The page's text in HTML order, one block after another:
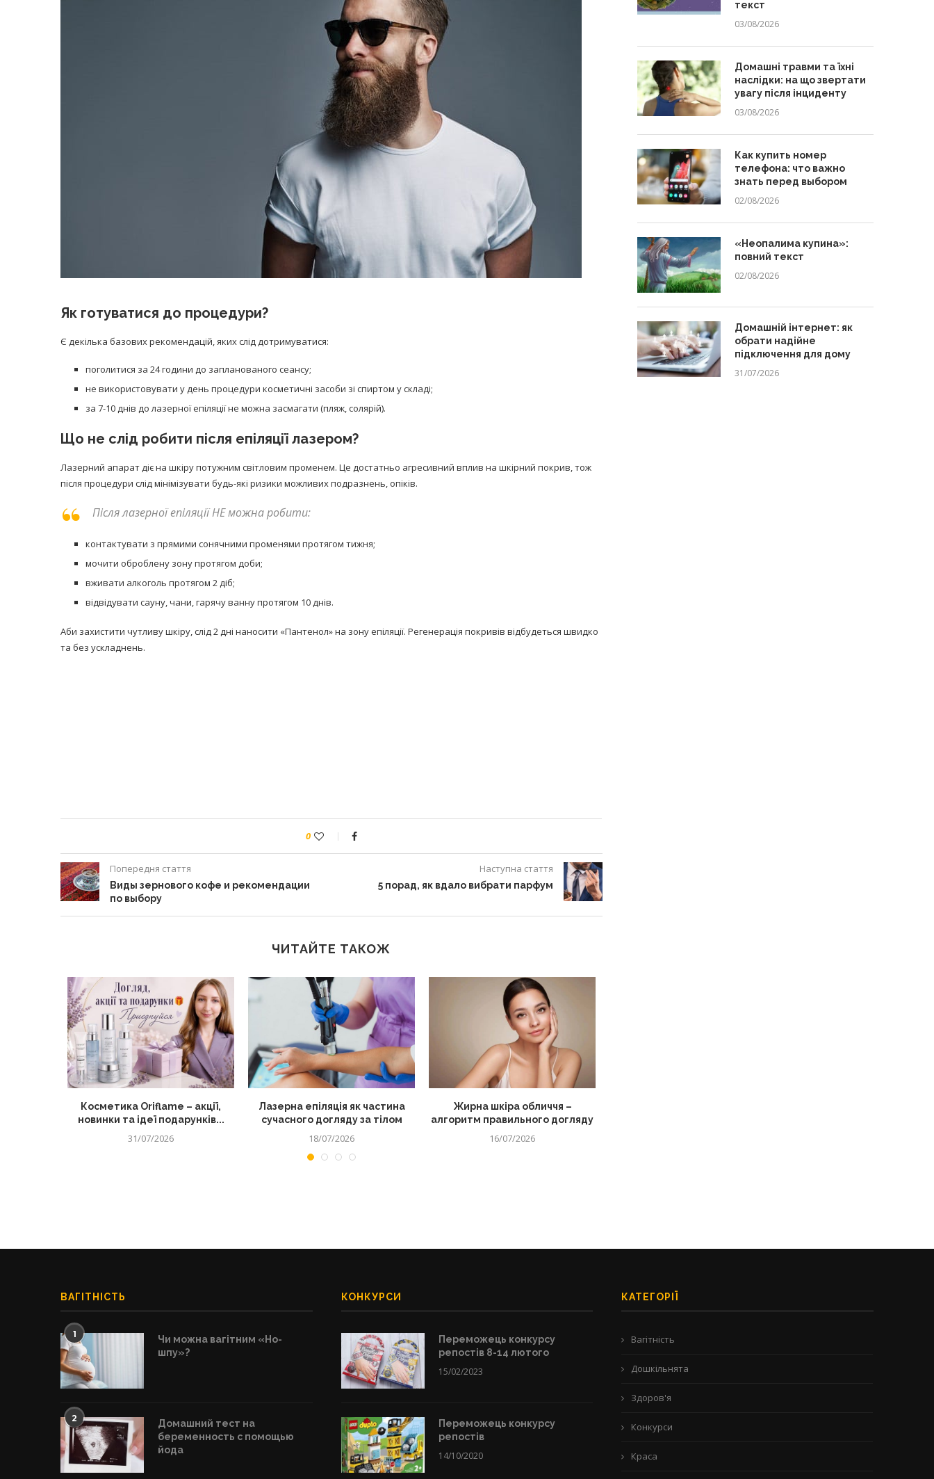
Як готуватися до процедури?
Є декілька базових рекомендацій, яких слід дотримуватися:
поголитися за 24 години до запланованого сеансу;
не використовувати у день процедури косметичні засоби зі спиртом у складі;
за 7-10 днів до лазерної епіляції не можна засмагати (пляж, солярій).
Що не слід робити після епіляції лазером?
Лазерний апарат діє на шкіру потужним світловим променем. Це достатньо агресивний вплив на шкірний покрив, тож
після процедури слід мінімізувати будь-які ризики можливих подразнень, опіків.
Після лазерної епіляції НЕ можна робити:
контактувати з прямими сонячними променями протягом тижня;
мочити оброблену зону протягом доби;
вживати алкоголь протягом 2 діб;
відвідувати сауну, чани, гарячу ванну протягом 10 днів.
Аби захистити чутливу шкіру, слід 2 дні наносити «Пантенол» на зону епіляції. Регенерація покривів відбудеться швидко
та без ускладнень.
0
Попередня стаття
Виды зернового кофе и рекомендации
по выбору
Наступна стаття
5 порад, як вдало вибрати парфум
ЧИТАЙТЕ ТАКОЖ
Косметика Oriflame – акції,
новинки та ідеї подарунків...
31/07/2026
Лазерна епіляція як частина
сучасного догляду за тілом
18/07/2026
Жирна шкіра обличчя –
алгоритм правильного догляду
16/07/2026
текст
03/08/2026
Домашні травми та їхні
наслідки: на що звертати
увагу після інциденту
03/08/2026
Как купить номер
телефона: что важно
знать перед выбором
02/08/2026
«Неопалима купина»:
повний текст
02/08/2026
Домашній інтернет: як
обрати надійне
підключення для дому
31/07/2026
ВАГІТНІСТЬ
1
Чи можна вагітним «Но-
шпу»?
2
Домашний тест на
беременность с помощью
йода
КОНКУРСИ
Переможець конкурсу
репостів 8-14 лютого
15/02/2023
Переможець конкурсу
репостів
14/10/2020
КАТЕГОРІЇ
Вагітність
Дошкільнята
Здоров'я
Конкурси
Краса